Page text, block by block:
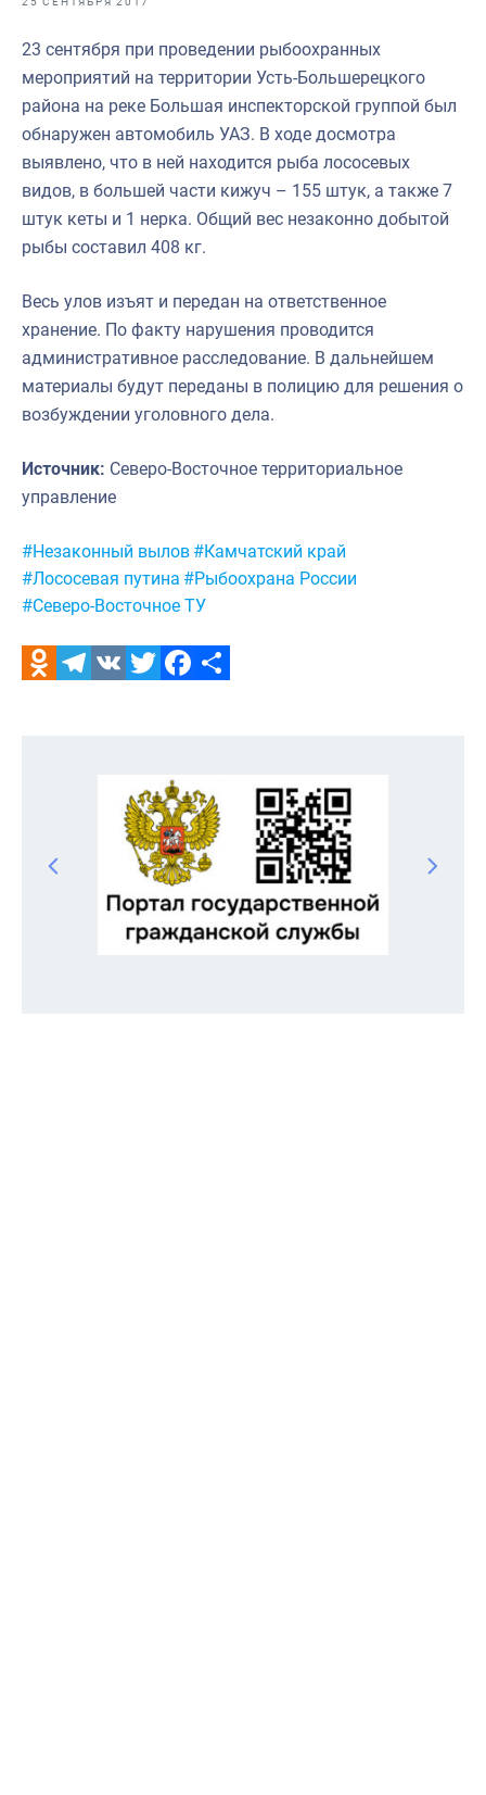
Выставки и конференции
Научно-практическая литература
Рыбоохрана России
Инфографика
Укрепление духовно-нравственных ценностей
События в России и мире
23 сентября при проведении рыбоохранных
мероприятий на территории Усть-Большерецкого
района на реке Большая инспекторской группой был
обнаружен автомобиль УАЗ. В ходе досмотра
выявлено, что в ней находится рыба лососевых
видов, в большей части кижуч – 155 штук, а также 7
штук кеты и 1 нерка. Общий вес незаконно добытой
рыбы составил 408 кг.
Весь улов изъят и передан на ответственное
хранение. По факту нарушения проводится
административное расследование. В дальнейшем
материалы будут переданы в полицию для решения о
возбуждении уголовного дела.
Источник: Северо-Восточное территориальное
управление
Метки:
#Незаконный вылов #Камчатский край
#Лососевая путина #Рыбоохрана России
#Северо-Восточное ТУ